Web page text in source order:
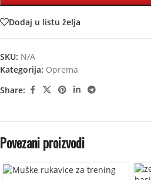
Dodaj u listu želja
SKU: N/A
Kategorija: Oprema
Share:
Povezani proizvodi